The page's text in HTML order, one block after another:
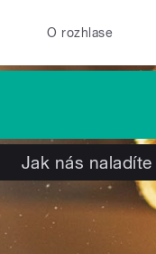
O rozhlase
Jak nás naladíte